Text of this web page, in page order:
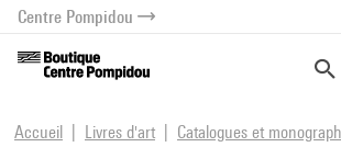
menu
contenu
Centre Pompidou
Accueil Livres d'art
Catalogues et